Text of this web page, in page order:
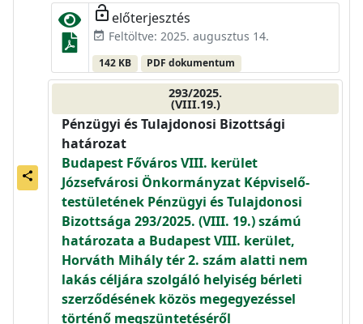
share
lock_open előterjesztés
event_available Feltöltve: 2025. augusztus 14.
142 KB PDF dokumentum
293/2025.
(VIII.19.)
Pénzügyi és Tulajdonosi Bizottsági
határozat
Budapest Főváros VIII. kerület
Józsefvárosi Önkormányzat Képviselő-
testületének Pénzügyi és Tulajdonosi
Bizottsága 293/2025. (VIII. 19.) számú
határozata a Budapest VIII. kerület,
Horváth Mihály tér 2. szám alatti nem
lakás céljára szolgáló helyiség bérleti
szerződésének közös megegyezéssel
történő megszüntetéséről